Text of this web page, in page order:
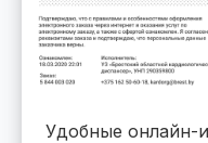
Удобные онлайн-